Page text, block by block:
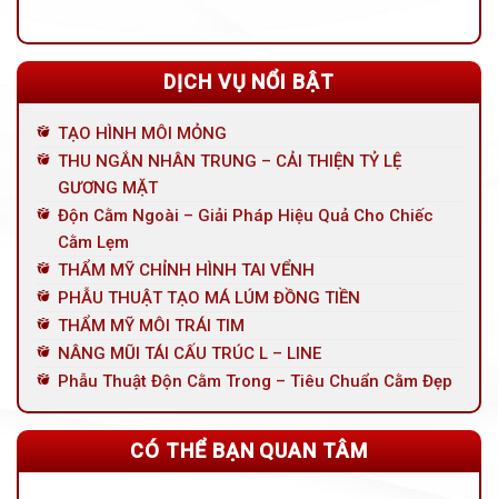
DỊCH VỤ NỔI BẬT
TẠO HÌNH MÔI MỎNG
THU NGẮN NHÂN TRUNG – CẢI THIỆN TỶ LỆ
GƯƠNG MẶT
Độn Cằm Ngoài – Giải Pháp Hiệu Quả Cho Chiếc
Cằm Lẹm
THẨM MỸ CHỈNH HÌNH TAI VỂNH
PHẪU THUẬT TẠO MÁ LÚM ĐỒNG TIỀN
THẨM MỸ MÔI TRÁI TIM
NÂNG MŨI TÁI CẤU TRÚC L – LINE
Phẫu Thuật Độn Cằm Trong – Tiêu Chuẩn Cằm Đẹp
CÓ THỂ BẠN QUAN TÂM